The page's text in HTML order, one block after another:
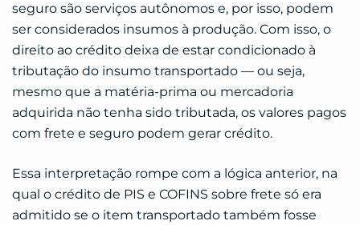
seguro são serviços autônomos e, por isso, podem
ser considerados insumos à produção. Com isso, o
direito ao crédito deixa de estar condicionado à
tributação do insumo transportado — ou seja,
mesmo que a matéria-prima ou mercadoria
adquirida não tenha sido tributada, os valores pagos
com frete e seguro podem gerar crédito.
Essa interpretação rompe com a lógica anterior, na
qual o crédito de PIS e COFINS sobre frete só era
admitido se o item transportado também fosse